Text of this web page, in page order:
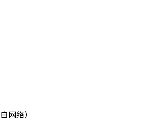
网络）